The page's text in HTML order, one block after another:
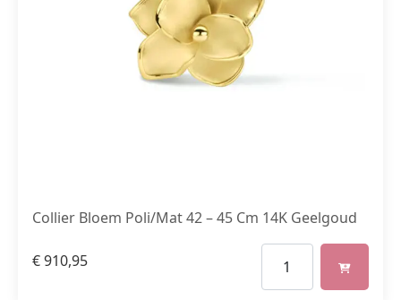
Collier Bloem Poli/Mat 42 – 45 Cm 14K Geelgoud
€910,95